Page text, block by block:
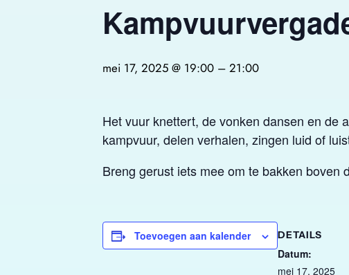
mei 17, 2025 @ 19:00 – 21:00
Het vuur knettert, de vonken dansen en de
kampvuur, delen verhalen, zingen luid of
Breng gerust iets mee om te bakken boven
Toevoegen aan kalender DETAILS
Datum:
mei 17, 2025